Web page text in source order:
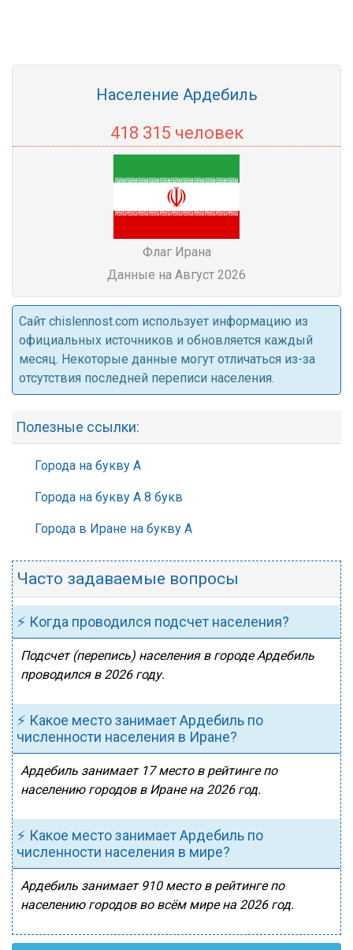
Население Ардебиль
418 315 человек
Флаг Ирана
Данные на Август 2026
Cайт chislennost.com использует информацию из
официальных источников и обновляется каждый
месяц. Некоторые данные могут отличаться из-за
отсутствия последней переписи населения.
Полезные ссылки:
Города на букву А
Города на букву А 8 букв
Города в Иране на букву А
Часто задаваемые вопросы
⚡ Когда проводился подсчет населения?
Подсчет (перепись) населения в городе Ардебиль
проводился в 2026 году.
⚡ Какое место занимает Ардебиль по
численности населения в Иране?
Ардебиль занимает 17 место в рейтинге по
населению городов в Иране на 2026 год.
⚡ Какое место занимает Ардебиль по
численности населения в мире?
Ардебиль занимает 910 место в рейтинге по
населению городов во всём мире на 2026 год.